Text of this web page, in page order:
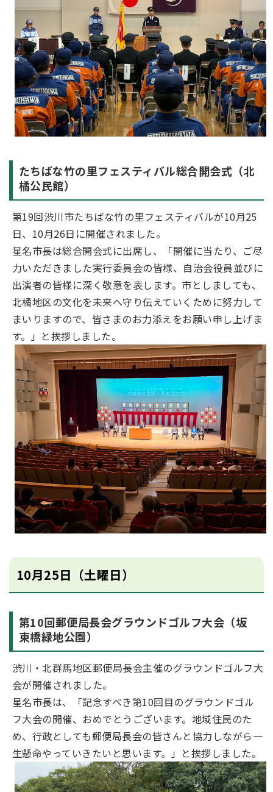
たちばな竹の里フェスティバル総合開会式（北
橘公民館）
第19回渋川市たちばな竹の里フェスティバルが10月25
日、10月26日に開催されました。
星名市長は総合開会式に出席し、「開催に当たり、ご尽
力いただきました実行委員会の皆様、自治会役員並びに
出演者の皆様に深く敬意を表します。市としましても、
北橘地区の文化を未来へ守り伝えていくために努力して
まいりますので、皆さまのお力添えをお願い申し上げま
す。」と挨拶しました。
10月25日（土曜日）
第10回郵便局長会グラウンドゴルフ大会（坂
東橋緑地公園）
渋川・北群馬地区郵便局長会主催のグラウンドゴルフ大
会が開催されました。
星名市長は、「記念すべき第10回目のグラウンドゴル
フ大会の開催、おめでとうございます。地域住民のた
め、行政としても郵便局長会の皆さんと協力しながら一
生懸命やっていきたいと思います。」と挨拶しました。